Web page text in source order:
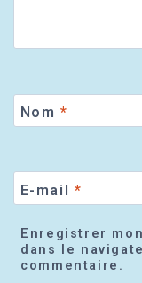
Nom *
E-mail *
Enregistrer
dans le
commentaire.